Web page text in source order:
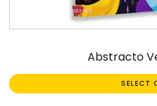
Abstracto
SELECT